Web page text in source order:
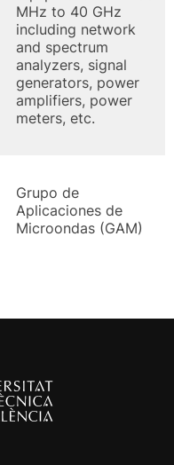
MHz to 40 GHz
including network
and spectrum
analyzers, signal
generators, power
amplifiers, power
meters, etc.
Grupo de
Aplicaciones de
Microondas (GAM)